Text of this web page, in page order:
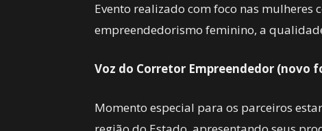
Evento realizado com foco nas mulheres
empreendedorismo feminino, a
Voz do Corretor Empreendedor (novo
Momento especial para os parceiros